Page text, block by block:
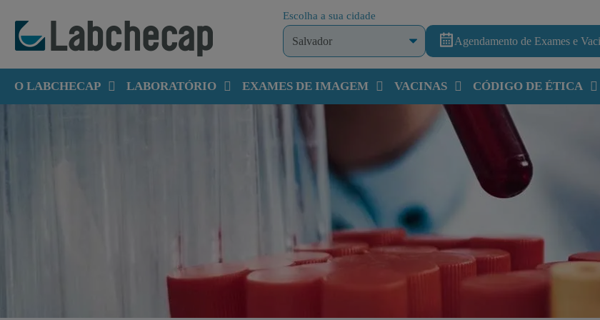
Escolha a sua cidade
Agendamento de Exames e
O LABCHECAP LABORATÓRIO EXAMES DE IMAGEM VACINAS CÓDIGO DE ÉTICA